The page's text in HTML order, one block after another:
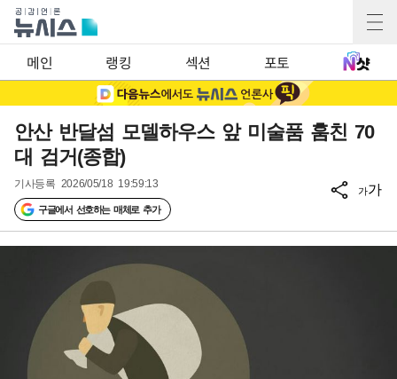
메인 랭킹 섹션 포토
안산 반달섬 모델하우스 앞 미술품 훔친 70
대 검거(종합)
기사등록 2026/05/18 19:59:13
구글에서 선호하는 매체로 추가
가가